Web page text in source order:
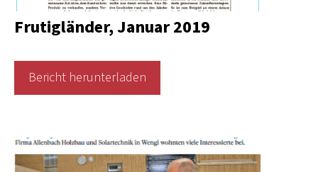
Frutigländer, Januar 2019
Bericht herunterladen